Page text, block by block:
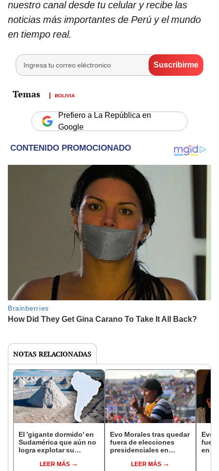
nuestro canal desde tu celular y recibe las
noticias más importantes de Perú y el mundo
en tiempo real.
BOLIVIA
Prefiero a La República en
Google
NOTAS RELACIONADAS
El 'gigante dormido' en
Sudamérica que aún no
logra explotar su
grande en el mundo
LEER MÁS
Evo Morales tras quedar
fuera de elecciones
presidenciales en
batalla legal y social”
LEER MÁS
Evo
en